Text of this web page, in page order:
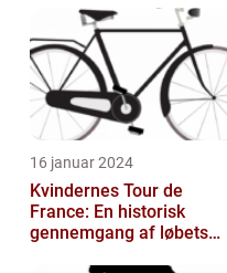
pointkonkurrence
16 januar 2024
Kvindernes Tour de
France: En historisk
gennemgang af løbets